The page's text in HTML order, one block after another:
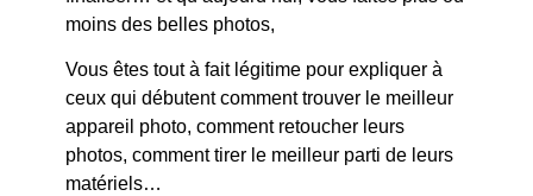
moins des belles photos,
Vous êtes tout à fait légitime pour expliquer à
ceux qui débutent comment trouver le meilleur
appareil photo, comment retoucher leurs
photos, comment tirer le meilleur parti de leurs
matériels…